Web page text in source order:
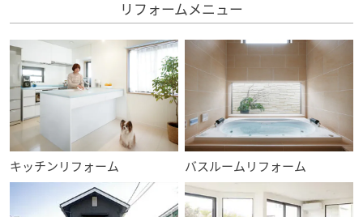
リフォームメニュー
キッチンリフォーム バスルームリフォーム